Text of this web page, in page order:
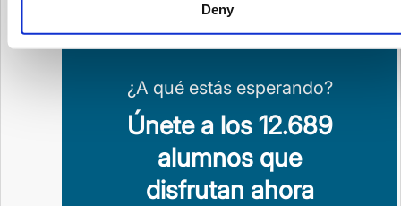
Deny
¿A qué estás esperando?
Únete a los 12.689
alumnos que
disfrutan ahora